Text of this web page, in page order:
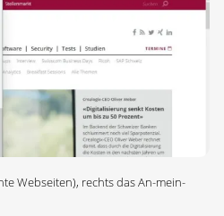
Webseiten), rechts das An-mein-